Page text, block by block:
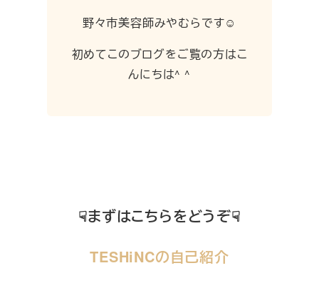
野々市美容師みやむらです☺︎
初めてこのブログをご覧の方はこ
んにちは^ ^
☟まずはこちらをどうぞ☟
TESHiNCの自己紹介